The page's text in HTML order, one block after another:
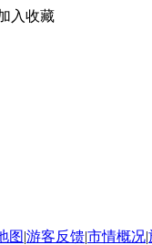
入收藏
图|游客反馈|市情概况|